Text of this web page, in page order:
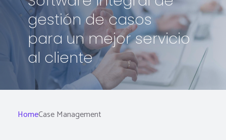
gestión de casos
para un mejor servicio
al cliente
HomeCase Management